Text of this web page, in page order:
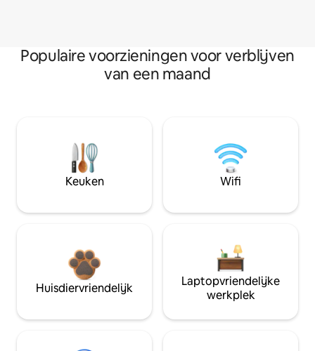
Populaire voorzieningen voor verblijven
van een maand
Keuken Wifi
Huisdiervriendelijk
Laptopvriendelijke
werkplek